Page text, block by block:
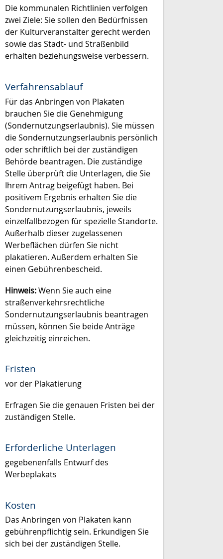
Die kommunalen Richtlinien verfolgen
zwei Ziele: Sie sollen den Bedürfnissen
der Kulturveranstalter gerecht werden
sowie das Stadt- und Straßenbild
erhalten beziehungsweise verbessern.
Verfahrensablauf
Für das Anbringen von Plakaten
brauchen Sie die Genehmigung
(Sondernutzungserlaubnis). Sie müssen
die Sondernutzungserlaubnis persönlich
oder schriftlich bei der zuständigen
Behörde beantragen. Die zuständige
Stelle überprüft die Unterlagen, die Sie
Ihrem Antrag beigefügt haben. Bei
positivem Ergebnis erhalten Sie die
Sondernutzungserlaubnis, jeweils
einzelfallbezogen für spezielle Standorte.
Außerhalb dieser zugelassenen
Werbeflächen dürfen Sie nicht
plakatieren. Außerdem erhalten Sie
einen Gebührenbescheid.
Hinweis:Wenn Sie auch eine
straßenverkehrsrechtliche
Sondernutzungserlaubnis beantragen
müssen, können Sie beide Anträge
gleichzeitig einreichen.
Fristen
vor der Plakatierung
Erfragen Sie die genauen Fristen bei der
zuständigen Stelle.
Erforderliche Unterlagen
gegebenenfalls Entwurf des
Werbeplakats
Kosten
Das Anbringen von Plakaten kann
gebührenpflichtig sein. Erkundigen Sie
sich bei der zuständigen Stelle.